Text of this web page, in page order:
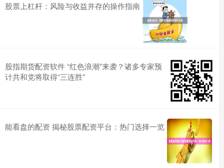
股票上杠杆：风险与收益并存的操作指南
股指期货配资软件 “红色浪潮”来袭？诸多专家预
计共和党将取得“三连胜”
能看盘的配资 揭秘股票配资平台：热门选择一览